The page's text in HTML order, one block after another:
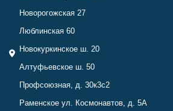
Новорогожская 27
Люблинская 60
Новокуркинское ш. 20
Алтуфьевское ш. 50
Профсоюзная, д. 30к3с2
Раменское ул. Космонавтов, д. 5А